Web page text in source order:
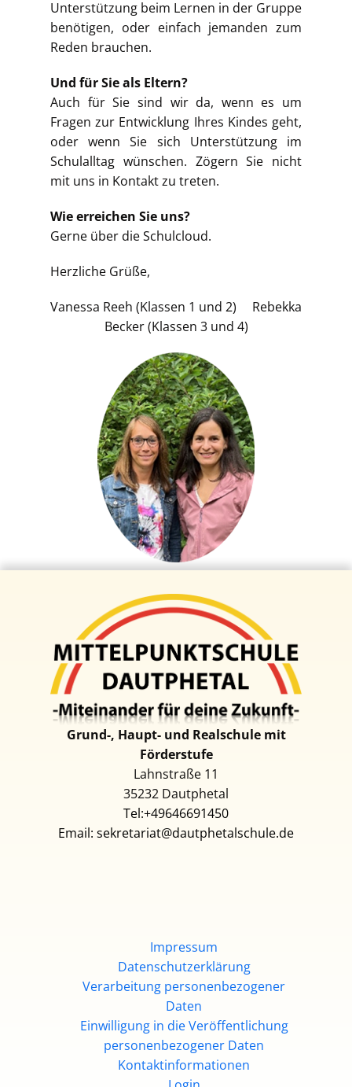
Unterstützung beim Lernen in der Gruppe
benötigen, oder einfach jemanden zum
Reden brauchen.
Und für Sie als Eltern?
Auch für Sie sind wir da, wenn es um
Fragen zur Entwicklung Ihres Kindes geht,
oder wenn Sie sich Unterstützung im
Schulalltag wünschen. Zögern Sie nicht
mit uns in Kontakt zu treten.
Wie erreichen Sie uns?
Gerne über die Schulcloud.
Herzliche Grüße,
Vanessa Reeh (Klassen 1 und 2) Rebekka
Becker (Klassen 3 und 4)
Grund-, Haupt- und Realschul​e mit
Förderstufe
Lahnstraße 11
35232 D​autphetal
Tel:+49646691450
Email: sekretariat@dautphetalschule.de
Impressum
Datenschutzerklärung
Verarbeitung personenbezogener
Daten
Einwilligung in die Veröffentlichung
personenbezogener Daten
Kontaktinformationen